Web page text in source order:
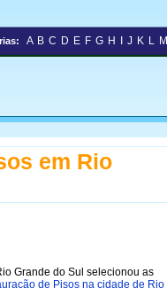
A B C D E F G H J K L M
em Rio
Grande do Sul selecionou as
de Pisos na cidade de Rio